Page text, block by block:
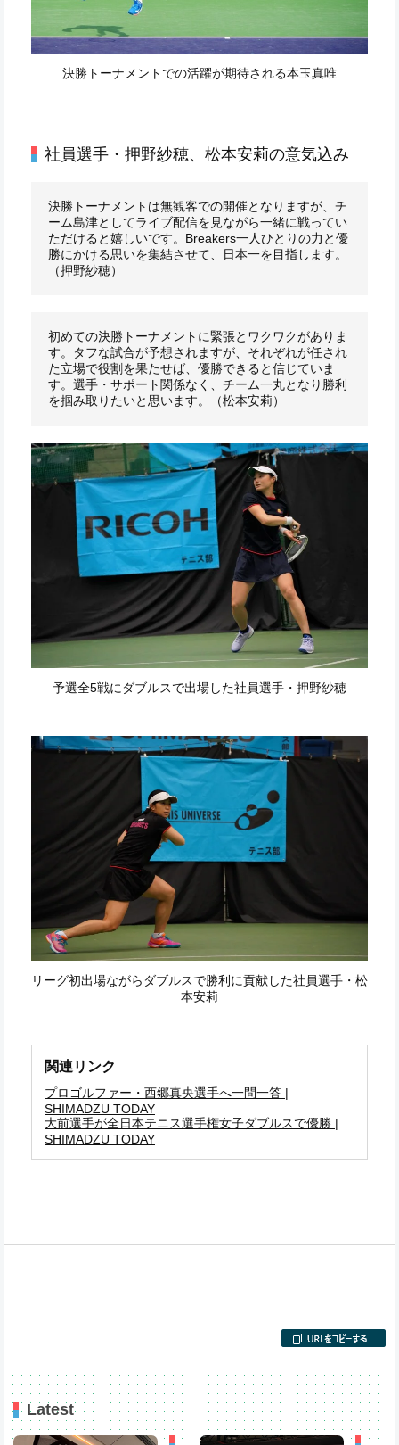
決勝トーナメントでの活躍が期待される本玉真唯
社員選手・押野紗穂、松本安莉の意気込み
決勝トーナメントは無観客での開催となりますが、チ
ーム島津としてライブ配信を見ながら一緒に戦ってい
ただけると嬉しいです。Breakers一人ひとりの力と優
勝にかける思いを集結させて、日本一を目指します。
（押野紗穂）
初めての決勝トーナメントに緊張とワクワクがありま
す。タフな試合が予想されますが、それぞれが任され
た立場で役割を果たせば、優勝できると信じていま
す。選手・サポート関係なく、チーム一丸となり勝利
を掴み取りたいと思います。（松本安莉）
予選全5戦にダブルスで出場した社員選手・押野紗穂
リーグ初出場ながらダブルスで勝利に貢献した社員選手・松
本安莉
関連リンク
プロゴルファー・西郷真央選手へ一問一答 |
SHIMADZU TODAY
大前選手が全日本テニス選手権女子ダブルスで優勝 |
SHIMADZU TODAY
Latest